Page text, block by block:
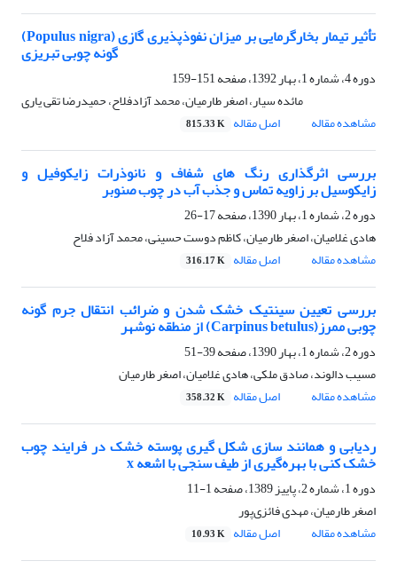
(Populus nigra) تأثیر تیمار بخارگرمایی بر میزان نفوذپذیری گازی
گونه چوبی تبریزی
دوره 4، شماره 1، بهار 1392، صفحه
151-159
مائده سیار، اصغر طارمیان، محمد آزادفلاح، حمیدرضا تقی یاری
مشاهده مقاله
اصل مقاله 815.33 K
بررسی اثرگذاری رنگ های شفاف و نانوذرات زایکوفیل و
زایکوسیل بر زاویه تماس و جذب آب در چوب صنوبر
دوره 2، شماره 1، بهار 1390، صفحه
17-26
هادی غلامیان، اصغر طارمیان، کاظم دوست حسینی، محمد آزاد فلاح
مشاهده مقاله
اصل مقاله 316.17 K
بررسی تعیین سینتیک خشک شدن و ضرائب انتقال جرم گونه
چوبی ممرز(Carpinus betulus) از منطقه نوشهر
دوره 2، شماره 1، بهار 1390، صفحه
39-51
مسیب دالوند، صادق ملکی، هادی غلامیان، اصغر طارمیان
مشاهده مقاله
اصل مقاله 358.32 K
ردیابی و همانند سازی شکل گیری پوسته خشک در فرایند چوب
خشک کنی با بهره‌گیری از طیف سنجی با اشعه x
دوره 1، شماره 2، پاییز 1389، صفحه
1-11
اصغر طارمیان، مهدی فائزی‌پور
مشاهده مقاله
اصل مقاله 10.93 K